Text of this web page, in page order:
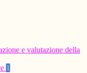
e valutazione della
1